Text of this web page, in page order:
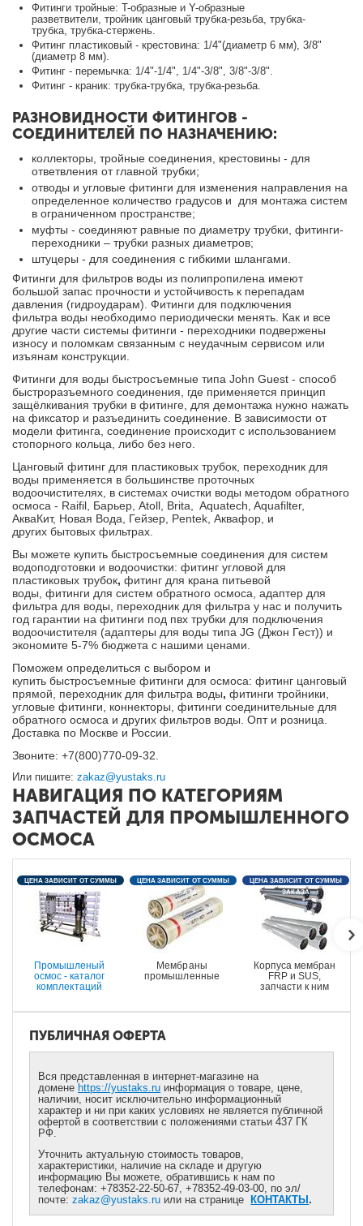
Фитинги тройные: T-образные и Y-образные
разветвители, тройник цанговый трубка-резьба, трубка-
трубка, трубка-стержень.
Фитинг пластиковый - крестовина: 1/4"(диаметр 6 мм), 3/8"
(диаметр 8 мм).
Фитинг - перемычка: 1/4"-1/4", 1/4"-3/8", 3/8"-3/8".
Фитинг - краник: трубка-трубка, трубка-резьба.
РАЗНОВИДНОСТИ ФИТИНГОВ -
СОЕДИНИТЕЛЕЙ ПО НАЗНАЧЕНИЮ:
коллекторы, тройные соединения, крестовины - для
ответвления от главной трубки;
отводы и угловые фитинги для изменения направления на
определенное количество градусов и для монтажа систем
в ограниченном пространстве;
муфты - соединяют равные по диаметру трубки, фитинги-
переходники – трубки разных диаметров;
штуцеры - для соединения с гибкими шлангами.
Фитинги для фильтров воды из полипропилена имеют
большой запас прочности и устойчивость к перепадам
давления (гидроударам). Фитинги для подключения
фильтра воды необходимо периодически менять. Как и все
другие части системы фитинги - переходники подвержены
износу и поломкам связанным с неудачным сервисом или
изъянам конструкции.
Фитинги для воды быстросъемные типа John Guest - способ
быстроразъемного соединения, где применяется принцип
защёлкивания трубки в фитинге, для демонтажа нужно нажать
на фиксатор и разъединить соединение. В зависимости от
модели фитинга, соединение происходит с использованием
стопорного кольца, либо без него.
Цанговый фитинг для пластиковых трубок, переходник для
воды применяется в большинстве проточных
водоочистителях, в системах очистки воды методом обратного
осмоса - Raifil, Барьер, Atoll, Brita, Aquatech, Aquafilter,
АкваКит, Новая Вода, Гейзер, Pentek, Аквафор, и
других бытовых фильтрах.
Вы можете купить быстросъемные соединения для систем
водоподготовки и водоочистки: фитинг угловой для
пластиковых трубок,фитинг для крана питьевой
воды, фитинги для систем обратного осмоса, адаптер для
фильтра для воды, переходник для фильтра у нас и получить
год гарантии на фитинги под пвх трубки для подключения
водоочистителя (адаптеры для воды типа JG (Джон Гест)) и
экономите 5-7% бюджета с нашими ценами.
Поможем определиться с выбором и
купить быстросъемные фитинги для осмоса:фитинг цанговый
прямой
переходник для фильтра воды,фитинги тройники,
угловые фитинги, коннекторы, фитинги соединительные для
обратного осмоса и других фильтров воды. Опт и розница.
Доставка по Москве и России.
Звоните: +7(800)770-09-32.
Или пишите:zakaz@yustaks.ru
НАВИГАЦИЯ ПО КАТЕГОРИЯМ
ЗАПЧАСТЕЙ ДЛЯ ПРОМЫШЛЕННОГО
ОСМОСА
Промышленый
осмос - каталог
комплектаций
ЦЕНА ЗАВИСИТ ОТ СУММЫ
ЗАКАЗА
Мембраны
промышленные
ЦЕНА ЗАВИСИТ ОТ СУММЫ
ЗАКАЗА
Корпуса мембран
FRP и SUS,
запчасти к ним
ЦЕНА ЗАВИСИТ ОТ СУММЫ
ЗАКАЗА
ПУБЛИЧНАЯ ОФЕРТА
Вся представленная в интернет-магазине на
домене https://yustaks.ru информация о товаре, цене,
наличии, носит исключительно информационный
характер и ни при каких условиях не является публичной
офертой в соответствии с положениями статьи 437 ГК
РФ.
Уточнить актуальную стоимость товаров,
характеристики, наличие на складе и другую
информацию Вы можете, обратившись к нам по
телефонам: +78352-22-50-67, +78352-49-03-00, по эл/
почте:zakaz@yustaks.ru или на страницеКОНТАКТЫ.